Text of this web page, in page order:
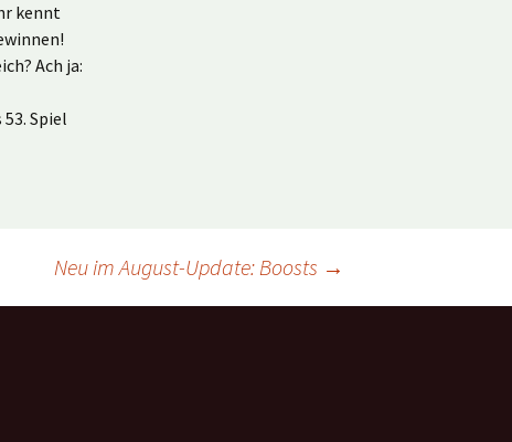
kennt
Ach ja:
Spiel
Neu im August-Update: Boosts →